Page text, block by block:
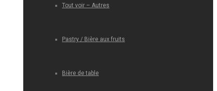
Tout voir – Autres
Pastry / Bière aux fruits
Bière de table